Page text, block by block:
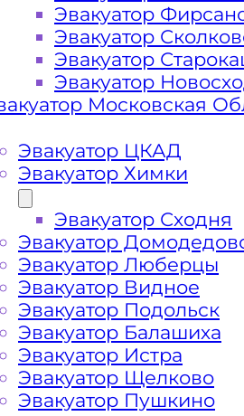
ЗА КИЛОМЕТР
985 222 99 01
Эвакуатор
Эвакуатор
Эвакуатор
Эвакуатор
Московская
Эвакуатор ЦКАД
Эвакуатор Химки
Эвакуатор Сходня
Эвакуатор
Эвакуатор Люберцы
Эвакуатор Видное
Эвакуатор Подольск
Эвакуатор Балашиха
Эвакуатор Истра
Эвакуатор Щелково
Эвакуатор Пушкино